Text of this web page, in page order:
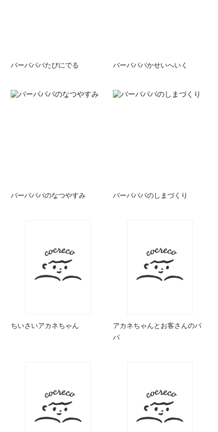
バーバパパたびにでる バーバパパかせいへいく
バーバパパのなつやすみ バーバパパのしまづくり
ちいさいアカネちゃん
アカネちゃんとお客さんのパ
パ